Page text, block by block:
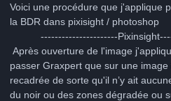
Voici une procédure que j'applique
la BDR dans pixisight / photoshop
----------------------
Après ouverture de l'image
passer Graxpert que sur une
recadrée de sorte qu'il n’y ait
du noir ou des zones dégradée ou